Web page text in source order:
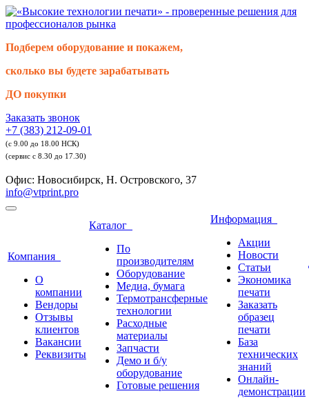
Подберем оборудование и покажем,
сколько вы будете зарабатывать
ДО покупки
Заказать звонок
+7 (383) 212-09-01
(с 9.00 до 18.00 НСК)
(сервис с 8.30 до 17.30)
Офис: Новосибирск, Н. Островского, 37
info@vtprint.pro
Компания
О
компании
Вендоры
Отзывы
клиентов
Вакансии
Реквизиты
Каталог
По
производителям
Оборудование
Медиа, бумага
Термотрансферные
технологии
Расходные
материалы
Запчасти
Демо и б/у
оборудование
Готовые решения
Информация
Акции
Новости
Статьи
Экономика
печати
Заказать
образец
печати
База
технических
знаний
Онлайн-
демонстрации